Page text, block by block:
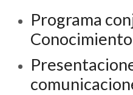
Programa